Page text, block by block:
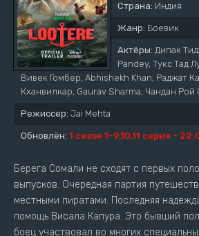
Страна: Индия
Жанр: Боевик
Актёры: Дипак
Pandey, Тукс Тад
Вивек Гомбер, Abhishekh Khan, Раджат
Кханвилкар, Gaurav Sharma, Чандан Рой
Режиссер: Jai Mehta
Обновлён: 1 сезон 1-9,10,11 серия -
Берега Сомали не сходят с первых
выпусков. Очередная партия
местными пиратами. Последняя
помощь Висала Капура. Это бывший
боец участвовал во многих